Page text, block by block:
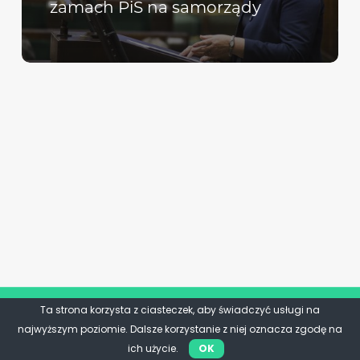
zamach PiS na samorządy
Ta strona korzysta z ciasteczek, aby świadczyć usługi na
najwyższym poziomie. Dalsze korzystanie z niej oznacza zgodę na
ich użycie.
OK